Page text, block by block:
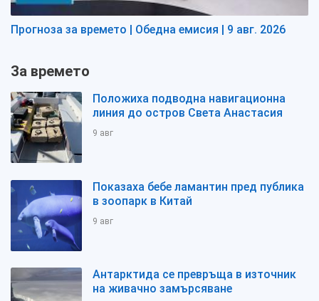
Прогноза за времето | Обедна емисия | 9 авг. 2026
За времето
Положиха подводна навигационна
линия до остров Света Анастасия
9 авг
Показаха бебе ламантин пред публика
в зоопарк в Китай
9 авг
Антарктида се превръща в източник
на живачно замърсяване